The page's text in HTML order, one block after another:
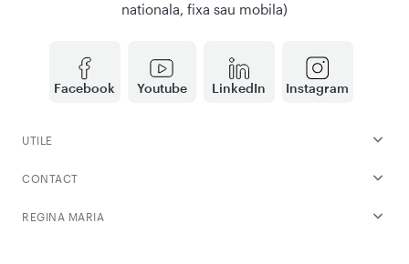
Facebook Youtube LinkedIn Instagram
nationala, fixa sau mobila)
UTILE
CONTACT
REGINA MARIA